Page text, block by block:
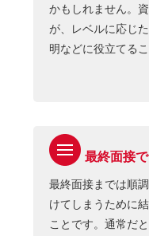
かもしれません。
が、レベルに応じ
明などに役立てる
最終面接
最終面接までは順
けてしまうために
ことです。通常だ